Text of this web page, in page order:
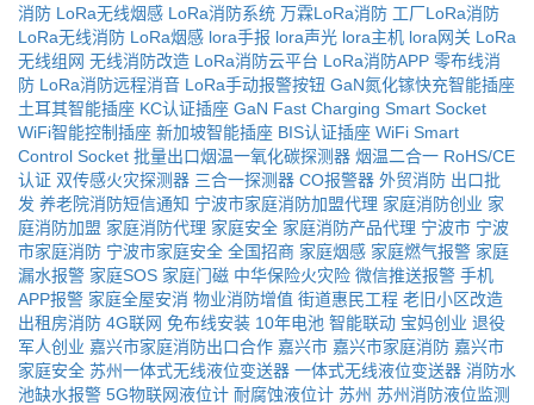
消防 LoRa无线烟感 LoRa消防系统 万霖LoRa消防 工厂LoRa消防
LoRa无线消防 LoRa烟感 lora手报 lora声光 lora主机 lora网关 LoRa
无线组网 无线消防改造 LoRa消防云平台 LoRa消防APP 零布线消
防 LoRa消防远程消音 LoRa手动报警按钮 GaN氮化镓快充智能插座
土耳其智能插座 KC认证插座 GaN Fast Charging Smart Socket
WiFi智能控制插座 新加坡智能插座 BIS认证插座 WiFi Smart
Control Socket 批量出口烟温一氧化碳探测器 烟温二合一 RoHS/CE
认证 双传感火灾探测器 三合一探测器 CO报警器 外贸消防 出口批
发 养老院消防短信通知 宁波市家庭消防加盟代理 家庭消防创业 家
庭消防加盟 家庭消防代理 家庭安全 家庭消防产品代理 宁波市 宁波
市家庭消防 宁波市家庭安全 全国招商 家庭烟感 家庭燃气报警 家庭
漏水报警 家庭SOS 家庭门磁 中华保险火灾险 微信推送报警 手机
APP报警 家庭全屋安消 物业消防增值 街道惠民工程 老旧小区改造
出租房消防 4G联网 免布线安装 10年电池 智能联动 宝妈创业 退役
军人创业 嘉兴市家庭消防出口合作 嘉兴市 嘉兴市家庭消防 嘉兴市
家庭安全 苏州一体式无线液位变送器 一体式无线液位变送器 消防水
池缺水报警 5G物联网液位计 耐腐蚀液位计 苏州 苏州消防液位监测